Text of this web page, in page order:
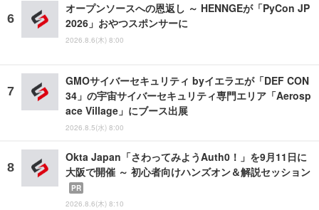
オープンソースへの恩返し ～ HENNGEが「PyCon JP
2026」おやつスポンサーに
2026.8.6(木) 8:00
GMOサイバーセキュリティ byイエラエが「DEF CON
34」の宇宙サイバーセキュリティ専門エリア「Aerosp
ace Village」にブース出展
2026.8.5(水) 8:00
Okta Japan「さわってみようAuth0！」を9月11日に
大阪で開催 ～ 初心者向けハンズオン＆解説セッション
PR
2026.8.6(木) 8:10